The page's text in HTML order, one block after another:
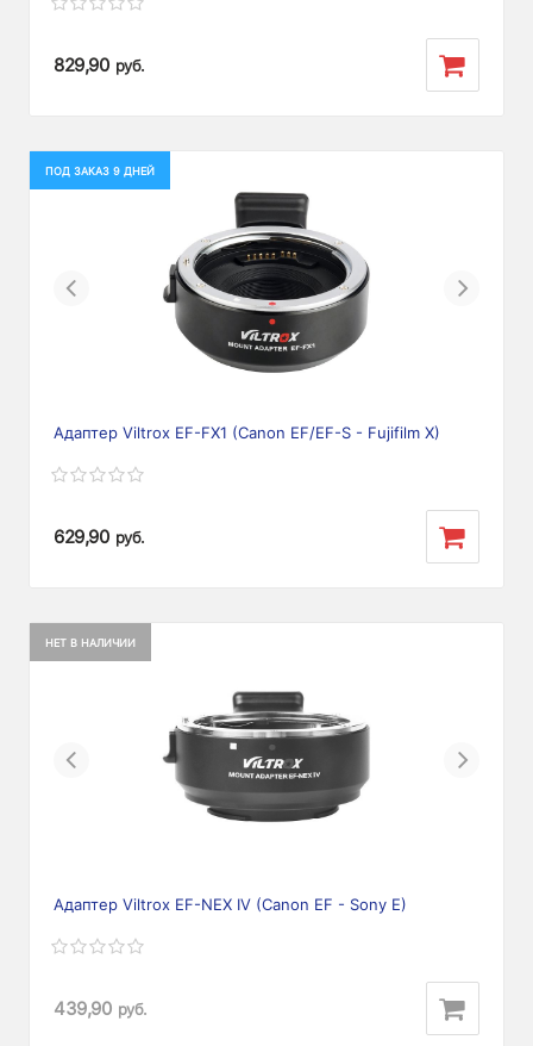
829,90 руб.
ПОД ЗАКАЗ 9 ДНЕЙ
Previous Next
Адаптер Viltrox EF-FX1 (Canon EF/EF-S - Fujifilm X)
629,90 руб.
НЕТ В НАЛИЧИИ
Previous Next
Адаптер Viltrox EF-NEX IV (Canon EF - Sony E)
439,90 руб.